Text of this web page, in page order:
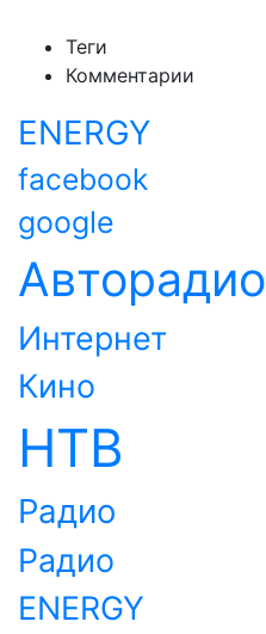
Теги
Комментарии
ENERGY
facebook
google
Авторадио
Интернет
Кино
НТВ
Радио
Радио
ENERGY